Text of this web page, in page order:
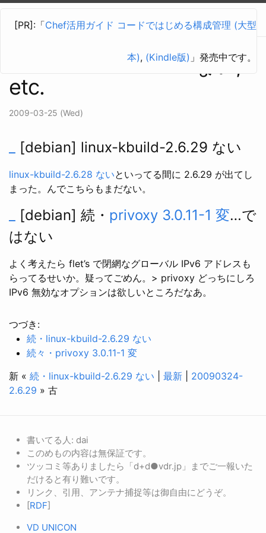
vdrめも
[PR]:「Chef活用ガイド コードではじめる構成管理 (大型
本), (Kindle版) 」発売中です。
linux-kbuild-2.6.29 ない,
etc.
2009-03-25 (Wed)
[debian] linux-kbuild-2.6.29 ない
linux-kbuild-2.6.28 ないといってる間に 2.6.29 が出てし
まった。んでこちらもまだない。
[debian] 続・ privoxy 3.0.11-1 変…で
はない
よく考えたら flet’s で閉網なグローバル IPv6 アドレスも
らってるせいか。疑ってごめん。> privoxy どっちにしろ
IPv6 無効なオプションは欲しいところだなあ。
つづき:
続・linux-kbuild-2.6.29 ない
続々・privoxy 3.0.11-1 変
新 « 続・linux-kbuild-2.6.29 ない 最新
20090324-
2.6.29 » 古
書いてる人: dai
このめもの内容は無保証です。
ツッコミ等ありましたら「d+d●vdr.jp」までご一報いた
だけると有り難いです。
リンク、引用、アンテナ捕捉等は御自由にどうぞ。
[RDF]
VD UNICON